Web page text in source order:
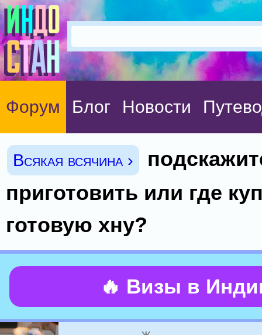
Форум Блог Новости
Всякая всячина ›
приготовить или где
готовую хну?
🔥 Визы в